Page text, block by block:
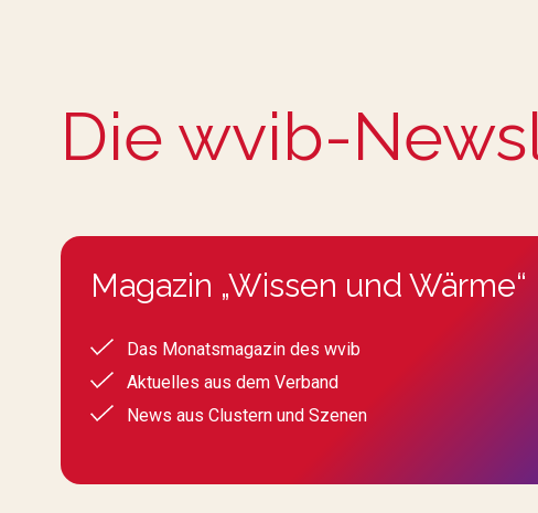
Die wvib-
Magazin „Wissen und Wärme“
Das Monatsmagazin des wvib
Aktuelles aus dem Verband
News aus Clustern und Szenen